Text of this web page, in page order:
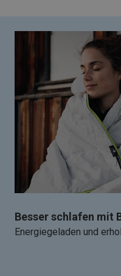
Besser schlafen mit
Energiegeladen und